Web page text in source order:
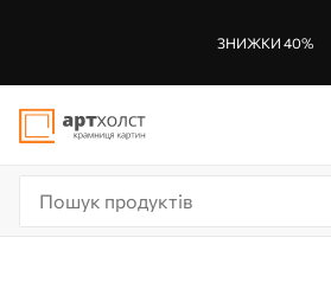
ЗНИЖКИ 40%